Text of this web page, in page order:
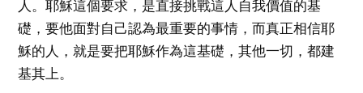
人。耶穌這個要求，是直接挑戰這人自我價值的基
礎，要他面對自己認為最重要的事情，而真正相信耶
穌的人，就是要把耶穌作為這基礎，其他一切，都建
基其上。